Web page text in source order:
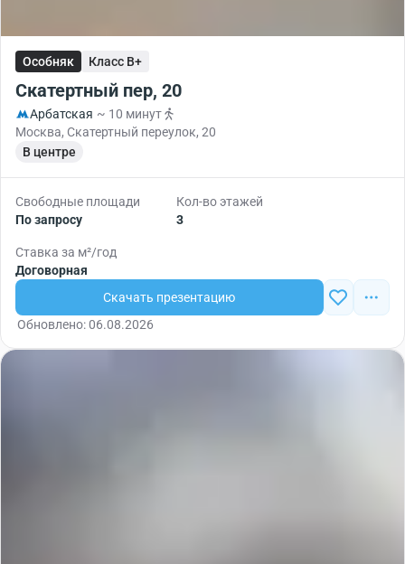
Особняк Класс B+
Скатертный пер, 20
Арбатская ~ 10 минут
Москва, Скатертный переулок, 20
В центре
Свободные площади
По запросу
Кол-во этажей
3
Ставка за м²/год
Договорная
Скачать презентацию
Обновлено: 06.08.2026